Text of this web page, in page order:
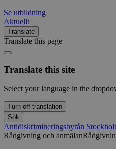
Se utbildning
Aktuellt
Translate
Translate this page
Translate this site
Select your language in the
Turn off translation
Sök
Antidiskrimineringsbyrån
Rådgivning och anmälan